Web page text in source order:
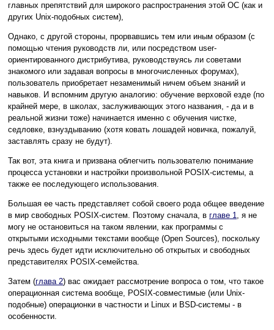
главных препятствий для широкого распространения этой ОС (как и
других Unix-подобных систем),
Однако, с другой стороны, прорвавшись тем или иным образом (с
помощью чтения руководств ли, или посредством user-
ориентированного дистрибутива, руководствуясь ли советами
знакомого или задавая вопросы в многочисленных форумах),
пользователь приобретает незаменимый ничем объем знаний и
навыков. И вспомним другую аналогию: обучение верховой езде (по
крайней мере, в школах, заслуживающих этого названия, - да и в
реальной жизни тоже) начинается именно с обучения чистке,
седловке, взнуздыванию (хотя ковать лошадей новичка, пожалуй,
заставлять сразу не будут).
Так вот, эта книга и призвана облегчить пользователю понимание
процесса установки и настройки произвольной POSIX-системы, а
также ее последующего использования.
Большая ее часть представляет собой своего рода общее введение
в мир свободных POSIX-систем. Поэтому сначала, в главе 1, я не
могу не остановиться на таком явлении, как программы с
открытыми исходными текстами вообще (Open Sources), поскольку
речь здесь будет идти исключительно об открытых и свободных
представителях POSIX-семейства.
Затем (глава 2) вас ожидает рассмотрение вопроса о том, что такое
операционная система вообще, POSIX-совместимые (или Unix-
подобные) операционки в частности и Linux и BSD-системы - в
особенности.